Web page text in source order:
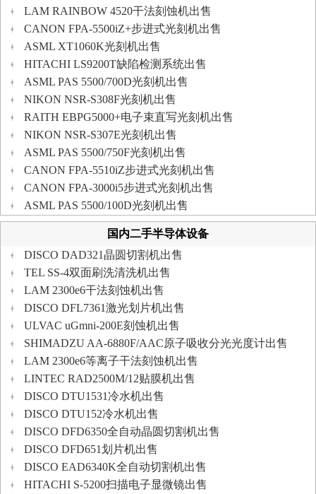
LAM RAINBOW 4520干法刻蚀机出售
CANON FPA-5500iZ+步进式光刻机出售
ASML XT1060K光刻机出售
HITACHI LS9200T缺陷检测系统出售
ASML PAS 5500/700D光刻机出售
NIKON NSR-S308F光刻机出售
RAITH EBPG5000+电子束直写光刻机出售
NIKON NSR-S307E光刻机出售
ASML PAS 5500/750F光刻机出售
CANON FPA-5510iZ步进式光刻机出售
CANON FPA-3000i5步进式光刻机出售
ASML PAS 5500/100D光刻机出售
国内二手半导体设备
DISCO DAD321晶圆切割机出售
TEL SS-4双面刷洗清洗机出售
LAM 2300e6干法刻蚀机出售
DISCO DFL7361激光划片机出售
ULVAC uGmni-200E刻蚀机出售
SHIMADZU AA-6880F/AAC原子吸收分光光度计出售
LAM 2300e6等离子干法刻蚀机出售
LINTEC RAD2500M/12贴膜机出售
DISCO DTU1531冷水机出售
DISCO DTU152冷水机出售
DISCO DFD6350全自动晶圆切割机出售
DISCO DFD651划片机出售
DISCO EAD6340K全自动切割机出售
HITACHI S-5200扫描电子显微镜出售